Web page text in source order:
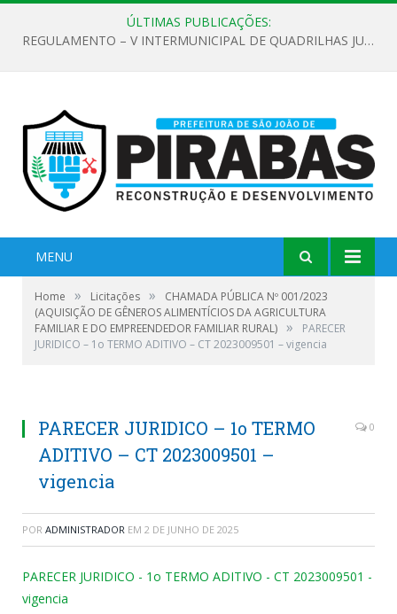
ÚLTIMAS PUBLICAÇÕES:
REGULAMENTO – V INTERMUNICIPAL DE QUADRILHAS JUNINAS 2026
MENU
Home » Licitações »
CHAMADA PÚBLICA Nº 001/2023
(AQUISIÇÃO DE GÊNEROS ALIMENTÍCIOS DA AGRICULTURA
FAMILIAR E DO EMPREENDEDOR FAMILIAR RURAL) »
PARECER
JURIDICO – 1o TERMO ADITIVO – CT 2023009501 – vigencia
PARECER JURIDICO – 1o TERMO
ADITIVO – CT 2023009501 –
vigencia
0
POR ADMINISTRADOR EM 2 DE JUNHO DE 2025
PARECER JURIDICO - 1o TERMO ADITIVO - CT 2023009501 -
vigencia